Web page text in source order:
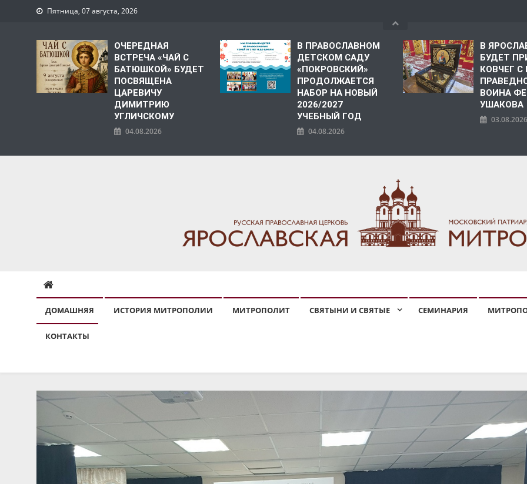
Пятница, 07 августа, 2026
ОЧЕРЕДНАЯ
ВСТРЕЧА «ЧАЙ С
БАТЮШКОЙ» БУДЕТ
ПОСВЯЩЕНА
ЦАРЕВИЧУ
ДИМИТРИЮ
УГЛИЧСКОМУ
04.08.2026
В ПРАВОСЛАВНОМ
ДЕТСКОМ САДУ
«ПОКРОВСКИЙ»
ПРОДОЛЖАЕТСЯ
НАБОР НА НОВЫЙ
2026/2027
УЧЕБНЫЙ ГОД
04.08.2026
В
БУДЕТ
КОВЧЕГ
ВОИНА
УШАКОВА
ДОМАШНЯЯ ИСТОРИЯ МИТРОПОЛИИ МИТРОПОЛИТ СВЯТЫНИ И СВЯТЫЕ СЕМИНАРИЯ
КОНТАКТЫ